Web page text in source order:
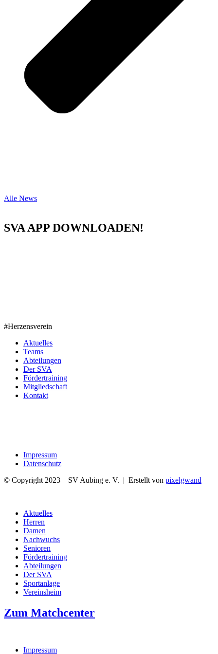
Alle News
SVA APP DOWNLOADEN!
#Herzensverein
Aktuelles
Teams
Abteilungen
Der SVA
Fördertraining
Mitgliedschaft
Kontakt
Impressum
Datenschutz
© Copyright 2023 – SV Aubing e. V. | Erstellt von pixelgwand
Aktuelles
Herren
Damen
Nachwuchs
Senioren
Fördertraining
Abteilungen
Der SVA
Sportanlage
Vereinsheim
Zum Matchcenter
Impressum